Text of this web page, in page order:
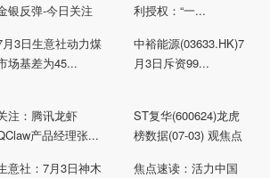
银反弹-今日关注
利授权：“一...
月3日生意社动力煤
场基差为45...
中裕能源(03633.HK)7
月3日斥资99...
注：腾讯龙虾
产品经理张...
ST复华(600624)龙虎
榜数据(07-03) 观焦点
意社：7月3日神木
焦点速读：活力中国